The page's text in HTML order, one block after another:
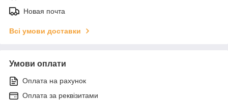
Новая почта
Всі умови доставки
Умови оплати
Оплата на рахунок
Оплата за реквізитами